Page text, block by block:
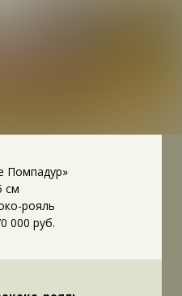
Помпадур»
см
рояль
000 руб.